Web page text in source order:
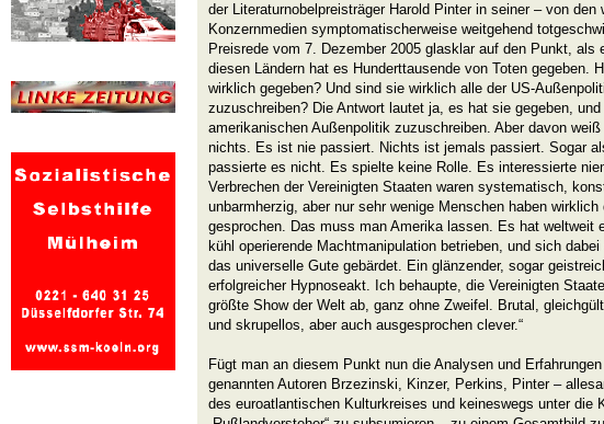
der Literaturnobelpreisträger Harold Pinter in seiner – von den
Konzernmedien symptomatischerweise weitgehend
Preisrede vom 7. Dezember 2005 glasklar auf den Punkt, als
diesen Ländern hat es Hunderttausende von Toten gegeben.
wirklich gegeben? Und sind sie wirklich alle der US-
zuzuschreiben? Die Antwort lautet ja, es hat sie gegeben,
amerikanischen Außenpolitik zuzuschreiben. Aber davon
nichts. Es ist nie passiert. Nichts ist jemals passiert. Sogar
passierte es nicht. Es spielte keine Rolle. Es interessierte
Verbrechen der Vereinigten Staaten waren systematisch,
unbarmherzig, aber nur sehr wenige Menschen haben wirklich
gesprochen. Das muss man Amerika lassen. Es hat weltweit
kühl operierende Machtmanipulation betrieben, und sich
das universelle Gute gebärdet. Ein glänzender, sogar
erfolgreicher Hypnoseakt. Ich behaupte, die Vereinigten
größte Show der Welt ab, ganz ohne Zweifel. Brutal,
und skrupellos, aber auch ausgesprochen clever.“
Fügt man an diesem Punkt nun die Analysen und
genannten Autoren Brzezinski, Kinzer, Perkins, Pinter –
des euroatlantischen Kulturkreises und keineswegs unter die